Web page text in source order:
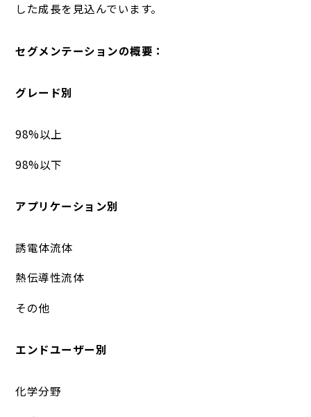
した成長を見込んでいます。
セグメンテーションの概要：
グレード別
98%以上
98%以下
アプリケーション別
誘電体流体
熱伝導性流体
その他
エンドユーザー別
化学分野